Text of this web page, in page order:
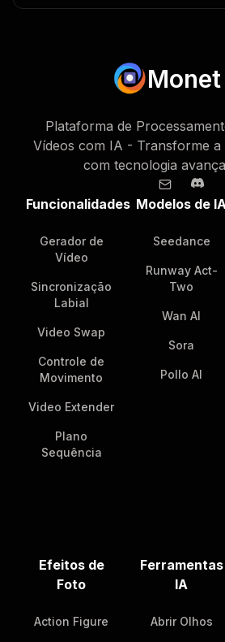
Monet
Plataforma de
Vídeos com IA - Transforme a
com tecnologia
Funcionalidades
Gerador de
Vídeo
Sincronização
Labial
Video Swap
Controle de
Movimento
Video Extender
Plano
Sequência
Modelos de
Seedance
Runway Act-
Two
Wan AI
Sora
Pollo AI
Efeitos de
Foto
Action Figure
Ferramentas
IA
Abrir Olhos